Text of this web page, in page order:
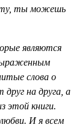
ты можешь
являются
слова о
на друга, а
этой книги.
И я всем